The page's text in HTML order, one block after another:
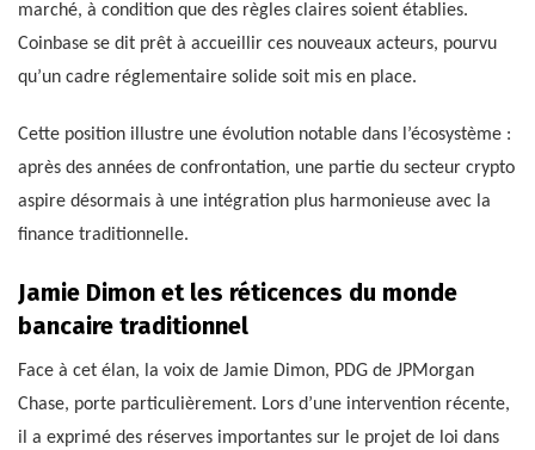
marché, à condition que des règles claires soient établies.
Coinbase se dit prêt à accueillir ces nouveaux acteurs, pourvu
qu’un cadre réglementaire solide soit mis en place.
Cette position illustre une évolution notable dans l’écosystème :
après des années de confrontation, une partie du secteur crypto
aspire désormais à une intégration plus harmonieuse avec la
finance traditionnelle.
Jamie Dimon et les réticences du monde
bancaire traditionnel
Face à cet élan, la voix de Jamie Dimon, PDG de JPMorgan
Chase, porte particulièrement. Lors d’une intervention récente,
il a exprimé des réserves importantes sur le projet de loi dans